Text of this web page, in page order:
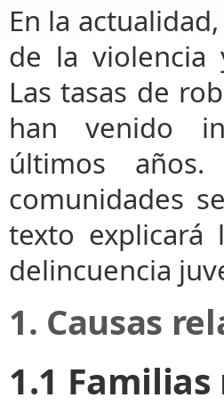
En la
de la violencia
Las tasas de
han venido
últimos
comunidades
texto explicará
delincuencia
1. Causas
1.1